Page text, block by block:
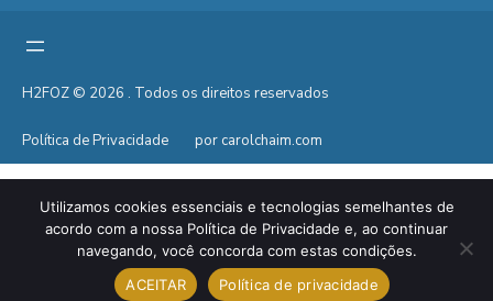
H2FOZ © 2026 . Todos os direitos reservados
Política de Privacidade por carolchaim.com
Utilizamos cookies essenciais e tecnologias semelhantes de
acordo com a nossa Política de Privacidade e, ao continuar
navegando, você concorda com estas condições.
ACEITAR
Política de privacidade